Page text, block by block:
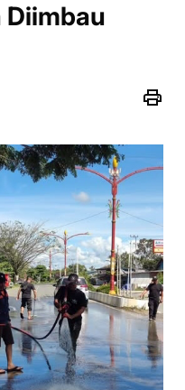
Diimbau